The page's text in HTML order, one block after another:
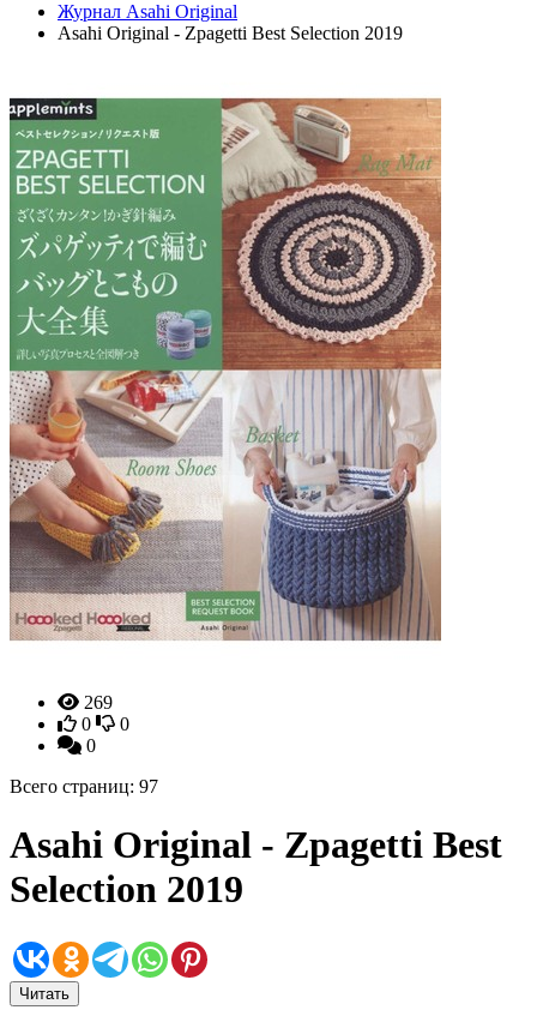
Журнал Asahi Original
Asahi Original - Zpagetti Best Selection 2019
269
0
0
0
Всего страниц: 97
Asahi Original - Zpagetti Best
Selection 2019
Читать